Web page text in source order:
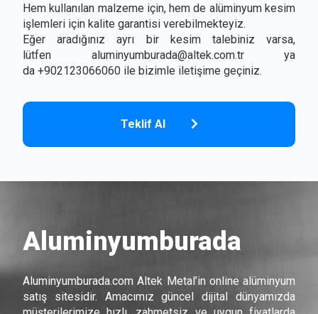
Hem kullanılan malzeme için, hem de alüminyum kesim
işlemleri için kalite garantisi verebilmekteyiz.
Eğer aradığınız ayrı bir kesim talebiniz varsa,
lütfen aluminyumburada@altek.com.trya
da +902123066060 ile bizimle iletişime geçiniz.
Teklif Al
Aluminyumburada
Aluminyumburada.com Altek Metal’in online alüminyum
satış sitesidir. Amacımız güncel dijital dünyamızda